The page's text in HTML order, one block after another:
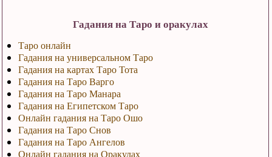
Гадания на Таро и оракулах
Таро онлайн
Гадания на универсальном Таро
Гадания на картах Таро Тота
Гадания на Таро Варго
Гадания на Таро Манара
Гадания на Египетском Таро
Онлайн гадания на Таро Ошо
Гадания на Таро Снов
Гадания на Таро Ангелов
Онлайн гадания на Оракулах